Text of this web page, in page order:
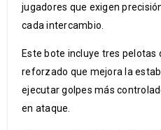
jugadores que exigen
cada intercambio.
Este bote incluye tres pelotas
reforzado que mejora la
ejecutar golpes más
en ataque.